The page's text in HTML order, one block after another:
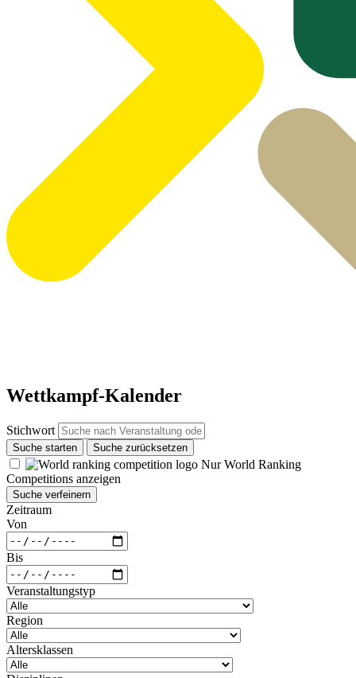
Wettkampf-Kalender
Stichwort
Suche starten Suche zurücksetzen
Nur World Ranking
Competitions anzeigen
Suche verfeinern
Zeitraum
Von
Bis
Veranstaltungstyp
Region
Altersklassen